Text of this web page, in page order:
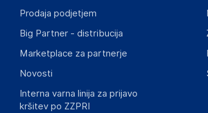
Slike o varnosti izdelka
Slike o varnosti izdelka vsebujejo
Prodaja podjetjem
Big Partner - distribucija
Marketplace za partnerje
Novosti
Interna varna linija za prijavo
kršitev po ZZPRI